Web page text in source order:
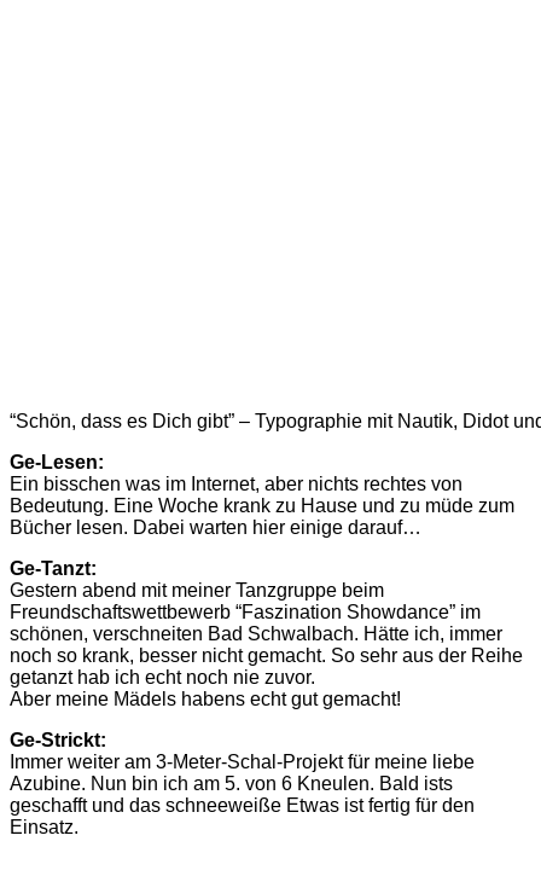
“Schön, dass es Dich gibt” – Typographie mit Nautik, Didot
Ge-Lesen:
Ein bisschen was im Internet, aber nichts rechtes von
Bedeutung. Eine Woche krank zu Hause und zu müde zum
Bücher lesen. Dabei warten hier einige darauf…
Ge-Tanzt:
Gestern abend mit meiner Tanzgruppe beim
Freundschaftswettbewerb “Faszination Showdance” im
schönen, verschneiten Bad Schwalbach. Hätte ich, immer
noch so krank, besser nicht gemacht. So sehr aus der Reihe
getanzt hab ich echt noch nie zuvor.
Aber meine Mädels habens echt gut gemacht!
Ge-Strickt:
Immer weiter am 3-Meter-Schal-Projekt für meine liebe
Azubine. Nun bin ich am 5. von 6 Kneulen. Bald ists
geschafft und das schneeweiße Etwas ist fertig für den
Einsatz.